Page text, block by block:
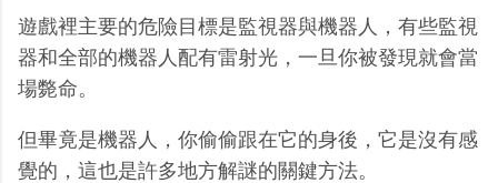
遊戲裡主要的危險目標是監視器與機器人，有些監視
器和全部的機器人配有雷射光，一旦你被發現就會當
場斃命。
但畢竟是機器人，你偷偷跟在它的身後，它是沒有感
覺的，這也是許多地方解謎的關鍵方法。